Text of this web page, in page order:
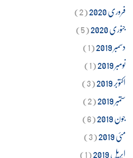
فروری 2020
(2)
جنوری 2020
(5)
دسمبر 2019
(1)
نومبر 2019
(1)
اکتوبر 2019
(3)
ستمبر 2019
(2)
جون 2019
(6)
مئی 2019
(3)
اپریل 2019
(1)